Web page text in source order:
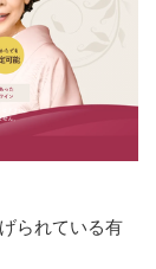
られている有